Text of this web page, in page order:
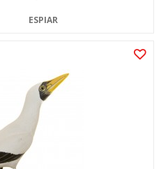
ESPIAR